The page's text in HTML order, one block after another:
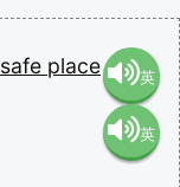
safe place
英
語（米
英